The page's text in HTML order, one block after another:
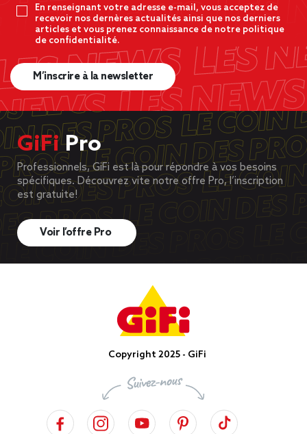
En renseignant votre adresse e-mail, vous acceptez de
recevoir nos dernères actualités ainsi que nos derniers
articles et vous prenez connaissance de notre politique
de confidentialité.
M’inscrire à la newsletter
GiFiPro
Professionnels, GiFi est là pour répondre à vos besoins
spécifiques. Découvrez vite notre offre Pro, l’inscription
est gratuite!
Voir l’offre Pro
Copyright 2025 - GiFi